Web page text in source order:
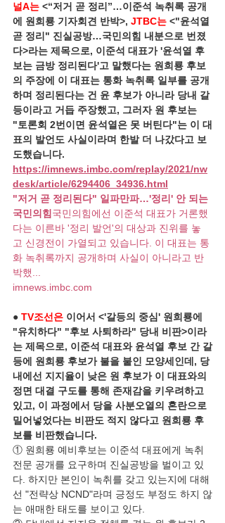
널A는 <“저거 곧 정리”…이준석 녹취록 공개
에 원희룡 기자회견 반박>, JTBC는 <"윤석열
곧 정리" 진실공방…국민의힘 내분으로 번졌
다>라는 제목으로, 이준석 대표가 '윤석열 후
보는 금방 정리된다'고 말했다는 원희룡 후보
의 주장에 이 대표는 통화 녹취록 일부를 공개
하며 정리된다는 건 윤 후보가 아니라 당내 갈
등이라고 거듭 주장했고, 그러자 원 후보는
"토론회 2번이면 윤석열은 못 버틴다"는 이 대
표의 발언도 사실이라며 한발 더 나갔다고 보
도했습니다.
https://imnews.imbc.com/replay/2021/nw
desk/article/6294406_34936.html
"저거 곧 정리된다" 일파만파…'정리' 안 되는
국민의힘국민의힘에선 이준석 대표가 거론했
다는 이른바 '정리 발언'의 대상과 진위를 놓
고 신경전이 가열되고 있습니다. 이 대표는 통
화 녹취록까지 공개하며 사실이 아니라고 반
박했...
imnews.imbc.com
● TV조선은 이어서 <'갈등의 중심' 원희룡에
"유치하다" "후보 사퇴하라" 당내 비판>이라
는 제목으로, 이준석 대표와 윤석열 후보 간 갈
등에 원희룡 후보가 불을 붙인 모양세인데, 당
내에선 지지율이 낮은 원 후보가 이 대표와의
정면 대결 구도를 통해 존재감을 키우려하고
있고, 이 과정에서 당을 사분오열의 혼란으로
밀어넣었다는 비판도 적지 않다고 원희룡 후
보를 비판했습니다.
① 원희룡 예비후보는 이준석 대표에게 녹취
전문 공개를 요구하며 진실공방을 벌이고 있
다. 하지만 본인이 녹취를 갖고 있는지에 대해
선 "전략상 NCND"라며 긍정도 부정도 하지 않
는 애매한 태도를 보이고 있다.